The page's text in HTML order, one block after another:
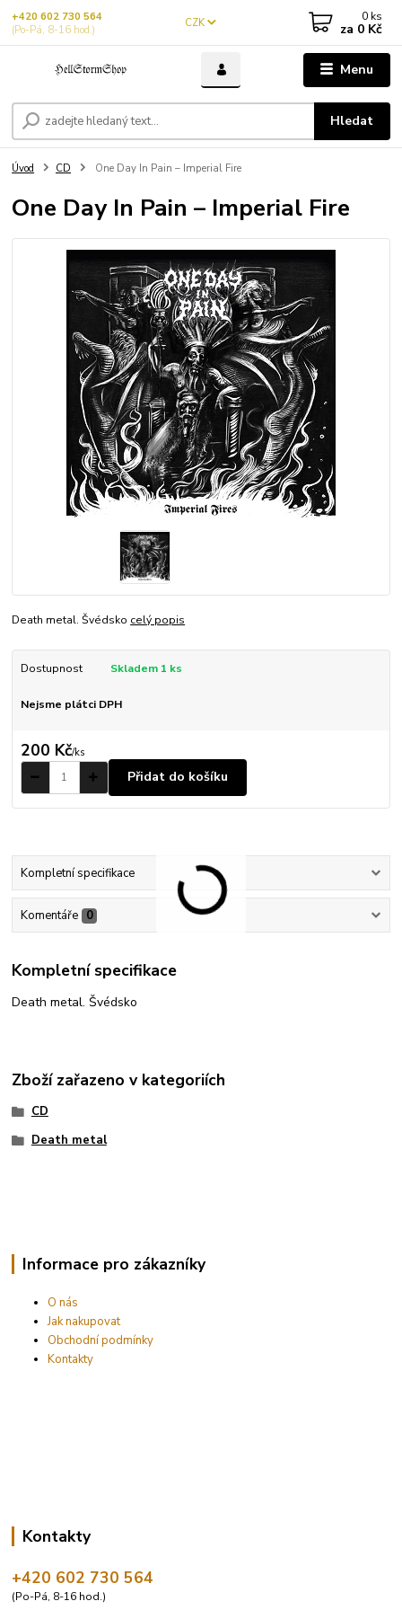
Menu
CZK
Hledat
+420 602 730 564
(Po-Pá, 8-16 hod.)
0 ks
za 0 Kč
Úvod CD One Day In Pain – Imperial Fire
One Day In Pain – Imperial Fire
Death metal. Švédsko celý popis
Dostupnost Skladem 1 ks
Nejsme plátci DPH
200 Kč/ks
Přidat do košíku
Kompletní specifikace
Komentáře 0
Kompletní specifikace
Death metal. Švédsko
Zboží zařazeno v kategoriích
CD
Death metal
Informace pro zákazníky
O nás
Jak nakupovat
Obchodní podmínky
Kontakty
Kontakty
+420 602 730 564
(Po-Pá, 8-16 hod.)